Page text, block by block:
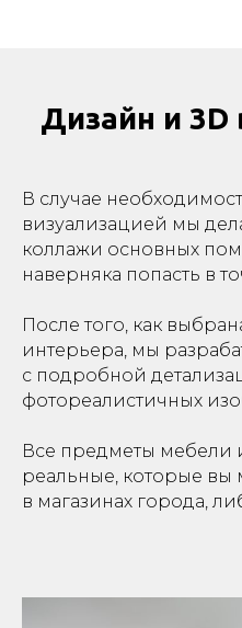
Дизайн и 3D
В случае
визуализацией мы
коллажи основных
наверняка попасть в
После того, как
интерьера, мы
с подробной
фотореалистичных
Все предметы мебели
реальные, которые вы
в магазинах города,